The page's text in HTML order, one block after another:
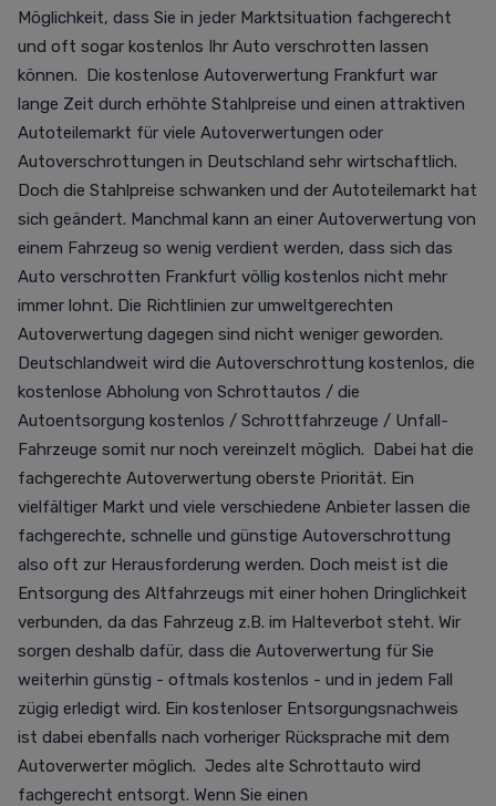
Möglichkeit, dass Sie in jeder Marktsituation fachgerecht
und oft sogar kostenlos Ihr Auto verschrotten lassen
können. Die kostenlose Autoverwertung Frankfurt war
lange Zeit durch erhöhte Stahlpreise und einen attraktiven
Autoteilemarkt für viele Autoverwertungen oder
Autoverschrottungen in Deutschland sehr wirtschaftlich.
Doch die Stahlpreise schwanken und der Autoteilemarkt hat
sich geändert. Manchmal kann an einer Autoverwertung von
einem Fahrzeug so wenig verdient werden, dass sich das
Auto verschrotten Frankfurt völlig kostenlos nicht mehr
immer lohnt. Die Richtlinien zur umweltgerechten
Autoverwertung dagegen sind nicht weniger geworden.
Deutschlandweit wird die Autoverschrottung kostenlos, die
kostenlose Abholung von Schrottautos / die
Autoentsorgung kostenlos / Schrottfahrzeuge / Unfall-
Fahrzeuge somit nur noch vereinzelt möglich. Dabei hat die
fachgerechte Autoverwertung oberste Priorität. Ein
vielfältiger Markt und viele verschiedene Anbieter lassen die
fachgerechte, schnelle und günstige Autoverschrottung
also oft zur Herausforderung werden. Doch meist ist die
Entsorgung des Altfahrzeugs mit einer hohen Dringlichkeit
verbunden, da das Fahrzeug z.B. im Halteverbot steht. Wir
sorgen deshalb dafür, dass die Autoverwertung für Sie
weiterhin günstig - oftmals kostenlos - und in jedem Fall
zügig erledigt wird. Ein kostenloser Entsorgungsnachweis
ist dabei ebenfalls nach vorheriger Rücksprache mit dem
Autoverwerter möglich. Jedes alte Schrottauto wird
fachgerecht entsorgt. Wenn Sie einen